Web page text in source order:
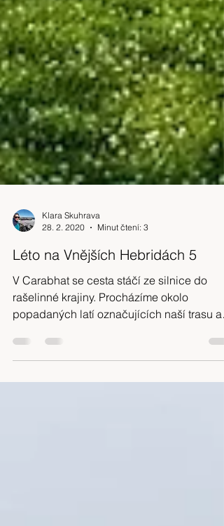
Klara Skuhrava
28. 2. 2020
Minut čtení: 3
Léto na Vnějších Hebridách 5
V Carabhat se cesta stáčí ze silnice do
popadaných latí označujících naší trasu a
po hodině se dostáváme